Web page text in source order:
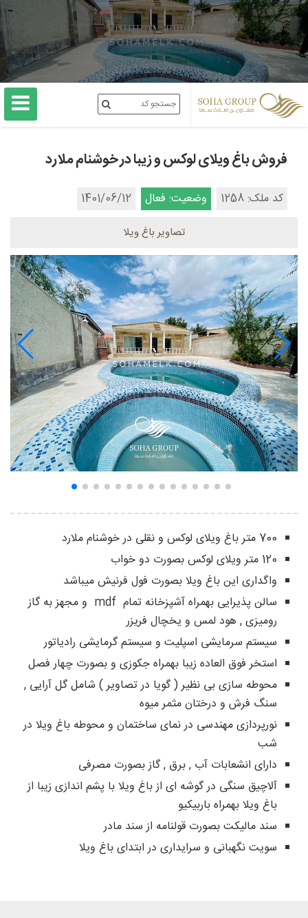
فروش باغ ویلای لوکس و زیبا در خوشنام ملارد
کد ملک: 1258 وضعیت: فعال 1401/06/12
تصاویر باغ ویلا
700 متر باغ ویلای لوکس و نقلی در خوشنام ملارد
120 متر ویلای لوکس بصورت دو خواب
واگداری این باغ ویلا بصورت فول فرنیش میباشد
سالن پذیرایی بهمراه آشپزخانه تمام mdf و مجهز به گاز
رومیزی , هود لمس و یخچال فریزر
سیستم سرمایشی اسپلیت و سیستم گرمایشی رادیاتور
استخر فوق العاده زیبا بهمراه جکوزی و بصورت چهار فصل
محوطه سازی بی نظیر ( گویا در تصاویر ) شامل گل آرایی ,
سنگ فرش و درختان مثمر میوه
نورپردازی مهندسی در نمای ساختمان و محوطه باغ ویلا در
شب
دارای انشعابات آب , برق , گاز بصورت مصرفی
آلاچیق سنگی در گوشه ای از باغ ویلا با پشم اندازی زیبا از
باغ ویلا بهمراه باربیکیو
سند مالیکت بصورت قولنامه از سند مادر
سویت نگهبانی و سرایداری در ابتدای باغ ویلا